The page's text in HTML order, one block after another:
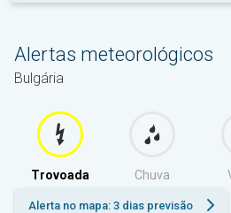
Alertas meteorológicos
Bulgária
Trovoada Chuva
Alerta no mapa: 3 dias previsão